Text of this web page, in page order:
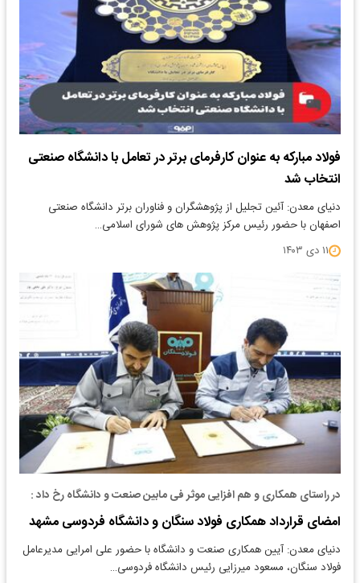
فولاد مبارکه به عنوان کارفرمای برتر در تعامل با دانشگاه صنعتی
انتخاب شد
دنیای معدن: آئین تجلیل از پژوهشگران و فناوران برتر دانشگاه صنعتی
اصفهان با حضور رئیس مرکز پژوهش های شورای اسلامی…
۱۱ دی ۱۴۰۳
در راستای همکاری و هم افزایی موثر فی مابین صنعت و دانشگاه رخ داد :
امضای قرارداد همکاری فولاد سنگان و دانشگاه فردوسی مشهد
دنیای معدن: آیین همکاری صنعت و دانشگاه با حضور علی امرایی مدیرعامل
فولاد سنگان، مسعود میرزایی رئیس دانشگاه فردوسی…